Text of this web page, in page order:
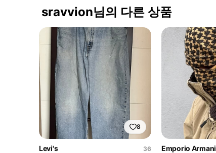
sravvion님의 다른 상품
8
Levi's
36
Emporio Armani